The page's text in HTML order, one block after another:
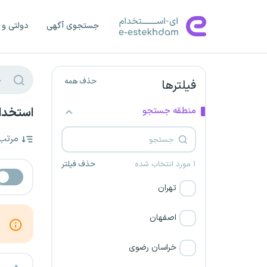
جستجوی آگهی دولتی
فیلترها حذف همه
منطقه جستجو
۱ مورد انتخاب شده حذف فیلتر
تهران
اصفهان
خراسان رضوی